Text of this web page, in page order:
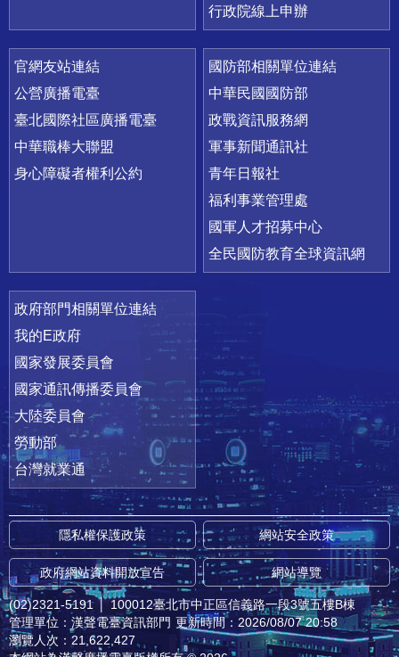
行政院線上申辦
官網友站連結
公營廣播電臺
臺北國際社區廣播電臺
中華職棒大聯盟
身心障礙者權利公約
國防部相關單位連結
中華民國國防部
政戰資訊服務網
軍事新聞通訊社
青年日報社
福利事業管理處
國軍人才招募中心
全民國防教育全球資訊網
政府部門相關單位連結
我的E政府
國家發展委員會
國家通訊傳播委員會
大陸委員會
勞動部
台灣就業通
隱私權保護政策 網站安全政策
政府網站資料開放宣告 網站導覽
(02)2321-5191 │ 100012臺北市中正區信義路一段3號五樓B棟
管理單位：漢聲電臺資訊部門 更新時間：2026/08/07 20:58
瀏覽人次：21,622,427